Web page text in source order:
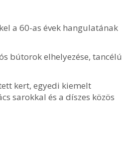
a 60-as évek hangulatának
bútorok elhelyezése, tancélú
kert, egyedi kiemelt
sarokkal és a díszes közös